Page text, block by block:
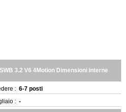
3.2 V6 4Motion Dimensioni interne
: 6-7 posti
: -